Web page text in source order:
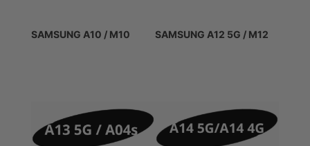
SAMSUNG A10 / M10 SAMSUNG A12 5G / M12